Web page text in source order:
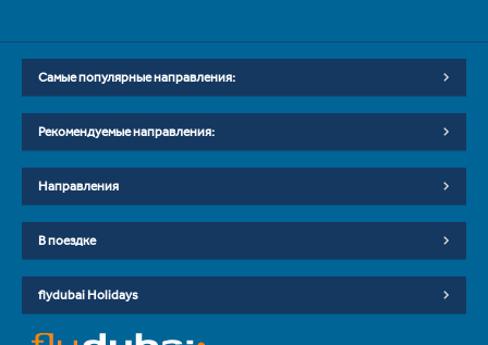
Самые популярные направления:
Рекомендуемые направления:
Направления
В поездке
flydubai Holidays